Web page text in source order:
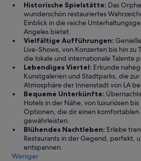
Historische Spielstätte: Das
wunderschön restauriertes
Einblick in die reiche
Angeles bietet.
Vielfältige Aufführungen:
Live-Shows, von Konzerten bis hin
die lokale und internationale Talente
Lebendiges Viertel: Erkunde
Kunstgalerien und Stadtparks, die
Atmosphäre der Innenstadt von LA
Bequeme Unterkünfte:
Hotels in der Nähe, von luxuriösen
Optionen, die dir einen komfortablen
gewährleisten.
Blühendes Nachtleben: Erlebe
Restaurants in der Gegend, perfekt,
entspannen.
Weniger